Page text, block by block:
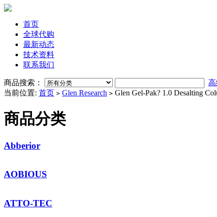
首页
全球代购
最新动态
技术资料
联系我们
商品搜索：
当前位置: 首页 > Glen Research > Glen Gel-Pak? 1.0 Desalting
商品分类
Abberior
AOBIOUS
ATTO-TEC